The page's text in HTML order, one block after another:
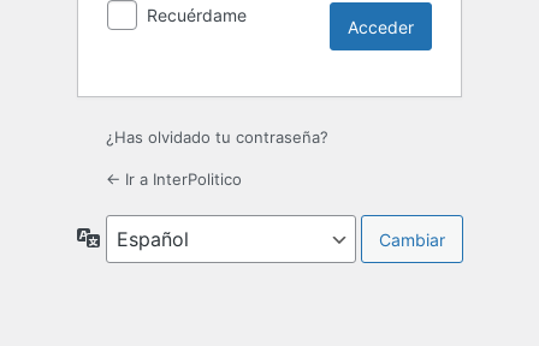
Recuérdame
¿Has olvidado tu contraseña?
← Ir a InterPolitico
Idioma